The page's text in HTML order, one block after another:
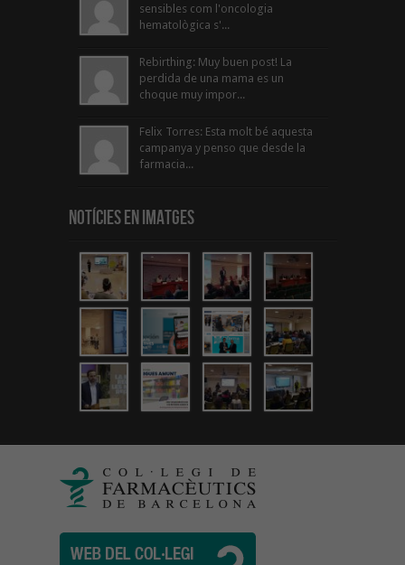
sensibles com l'oncologia
hematològica s'...
Rebirthing: Muy buen post! La
perdida de una mama es un
choque muy impor...
Felix Torres: Esta molt bé aquesta
campanya y penso que desde la
farmacia...
Notícies en Imatges